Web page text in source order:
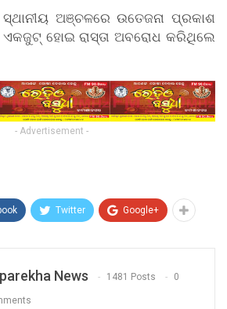
ଅଞ୍ଚଳରେ ଉତେଜନା ପ୍ରକାଶ
ଏକଜୁଟ୍ ହୋଇ ରାସ୍ତା ଅବରୋଧ କରିଥିଲେ
- Advertisement -
Twitter Google+
News 1481 Posts 0